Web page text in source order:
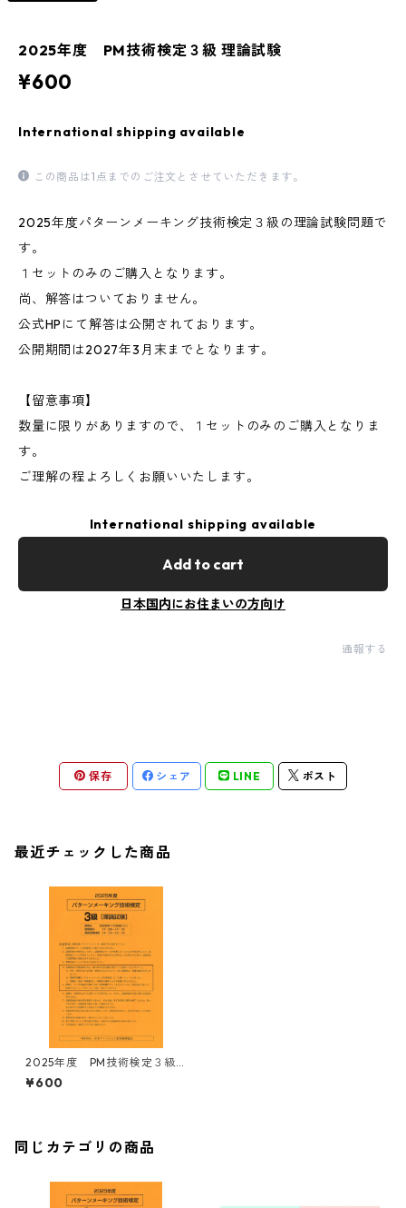
2025年度 PM技術検定３級 理論試験
¥600
International shipping available
この商品は1点までのご注文とさせていただきます。
2025年度パターンメーキング技術検定３級の理論試験問題で
す。
１セットのみのご購入となります。
尚、解答はついておりません。
公式HPにて解答は公開されております。
公開期間は2027年3月末までとなります。
【留意事項】
数量に限りがありますので、１セットのみのご購入となりま
す。
ご理解の程よろしくお願いいたします。
International shipping available
Add to cart
日本国内にお住まいの方向け
通報する
保存 シェア LINE ポスト
最近チェックした商品
2025年度 PM技術検定３級
理論試験
¥600
同じカテゴリの商品